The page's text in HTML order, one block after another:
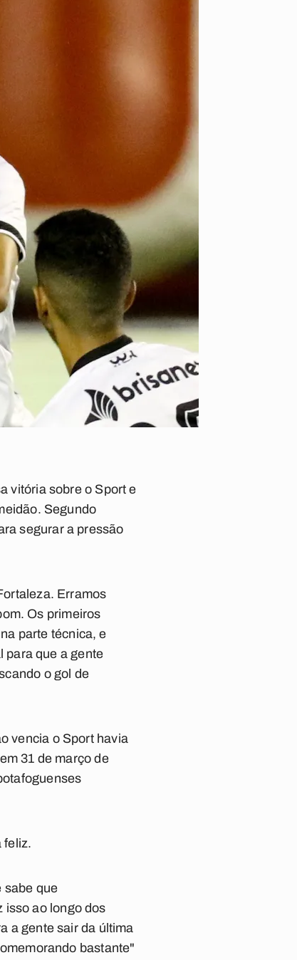
vitória sobre o Sport e
Segundo
segurar a pressão
Erramos
Os primeiros
parte técnica, e
para que a gente
o gol de
vencia o Sport havia
31 de março de
feliz.
sabe que
isso ao longo dos
a gente sair da última
bastante"